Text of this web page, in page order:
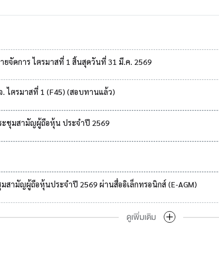
ยจัดการ ไตรมาสที่ 1 สิ้นสุดวันที่ 31 มี.ค. 2569
ไตรมาสที่ 1 (F45) (สอบทานแล้ว)
ะชุมสามัญผู้ถือหุ้น ประจำปี 2569
สามัญผู้ถือหุ้นประจำปี 2569 ผ่านสื่ออิเล็กทรอนิกส์ (E-AGM)
ดูเพิ่มเติม